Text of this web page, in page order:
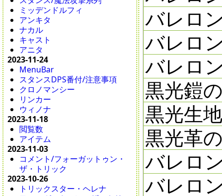
ミッデンドルフィ
アンキタ
ナカル
キャスト
アニタ
2023-11-24
MenuBar
スタンスDPS番付/注意事項
クロノマンシー
リンカー
ウィノナ
2023-11-18
閲覧数
アイテム
2023-11-03
コメント/フォーガットゥン・
ザ・トリック
2023-10-26
トリックスター・ヘレナ
バレロ
バレロ
バレロ
黒光鎧
黒光生
黒光革
バレロ
バレロ